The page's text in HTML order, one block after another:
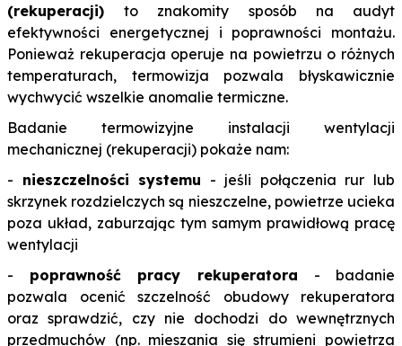
(rekuperacji)to znakomity sposób na audyt
efektywności energetycznej i poprawności montażu.
Ponieważ rekuperacja operuje na powietrzu o różnych
temperaturach, termowizja pozwala błyskawicznie
wychwycić wszelkie anomalie termiczne.
Badanie termowizyjne instalacji wentylacji
mechanicznej (rekuperacji) pokaże nam:
- nieszczelności systemu - jeśli połączenia rur lub
skrzynek rozdzielczych są nieszczelne, powietrze ucieka
poza układ, zaburzając tym samym prawidłową pracę
wentylacji
- poprawność pracy rekuperatora - badanie
pozwala ocenić szczelność obudowy rekuperatora
oraz sprawdzić, czy nie dochodzi do wewnętrznych
przedmuchów (np. mieszania się strumieni powietrza